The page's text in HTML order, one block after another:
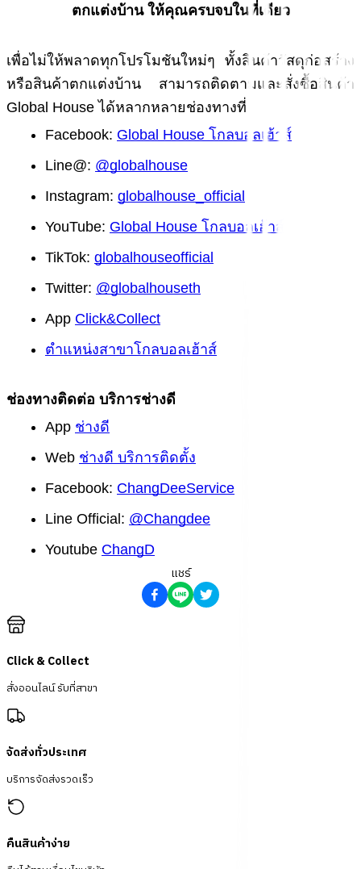
ตกแต่งบ้าน ให้คุณครบจบในที่เดียว
เพื่อไม่ให้พลาดทุกโปรโมชันใหม่ๆ ทั้งสินค้าวัสดุก่อสร้าง
หรือสินค้าตกแต่งบ้าน สามารถติดตามและสั่งซื้อสินค้า
Global House ได้หลากหลายช่องทางที่
Facebook: Global House โกลบอลเฮ้าส์
Line@: @globalhouse
Instagram: globalhouse_official
YouTube: Global House โกลบอลเฮ้าส์
TikTok: globalhouseofficial
Twitter: @globalhouseth
App Click&Collect
ตำแหน่งสาขาโกลบอลเฮ้าส์
ช่องทางติดต่อ บริการช่างดี
App ช่างดี
Web ช่างดี บริการติดตั้ง
Facebook: ChangDeeService
Line Official: @Changdee
Youtube ChangD
แชร์
Click & Collect
สั่งออนไลน์ รับที่สาขา
จัดส่งทั่วประเทศ
บริการจัดส่งรวดเร็ว
คืนสินค้าง่าย